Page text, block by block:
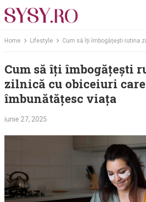
to
Home Lifestyle Cum să îți îmbogățești rutina zilnică cu
Cum să îți îmbogățești
zilnică cu obiceiuri
îmbunătățesc viața
iunie 27, 2025